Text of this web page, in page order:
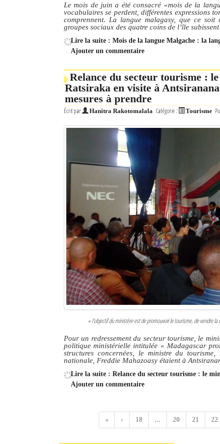
Le mois de juin a été consacré «mois de la
vocabulaires se perdent, différentes expressions
comprennent. La langue malagasy, que ce
groupes sociaux des quatre coins de l’île
Lire la suite : Mois de la langue Malgache : la
Ajouter un commentaire
Relance du secteur tourisme :
Ratsiraka en visite à
mesures à prendre
Écrit par Hanitra Rakotomalala Catégorie : Tourisme
« l’objectif du ministère est de promouvoir le tourisme, de vendre
Pour un redressement du secteur tourisme, le
politique ministérielle intitulée « Madagascar
structures concernées, le ministre du
nationale, Freddie Mahazoasy étaient à
Lire la suite : Relance du secteur tourisme : le
Ajouter un commentaire
« ‹ 18 ... 20 21 22